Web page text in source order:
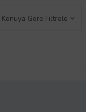
Konuya Göre Filtrele